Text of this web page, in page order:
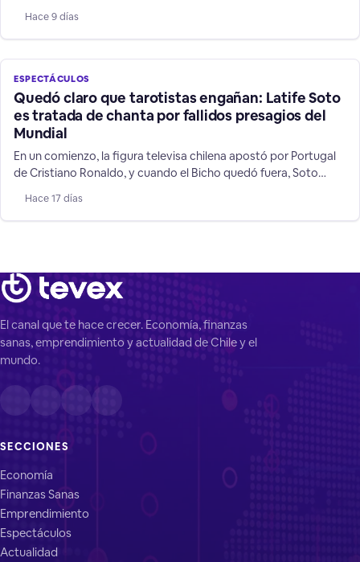
irresponsabilidad sobre todo frente a niños y jóvenes que la
siguen.
Hace 9 días
ESPECTÁCULOS
Quedó claro que tarotistas engañan: Latife Soto
es tratada de chanta por fallidos presagios del
Mundial
En un comienzo, la figura televisa chilena apostó por Portugal
de Cristiano Ronaldo, y cuando el Bicho quedó fuera, Soto
rubro de supuestos "videntes".
Hace 17 días
El canal que te hace crecer. Economía, finanzas
sanas, emprendimiento y actualidad de Chile y el
mundo.
SECCIONES
Economía
Finanzas Sanas
Emprendimiento
Espectáculos
Actualidad